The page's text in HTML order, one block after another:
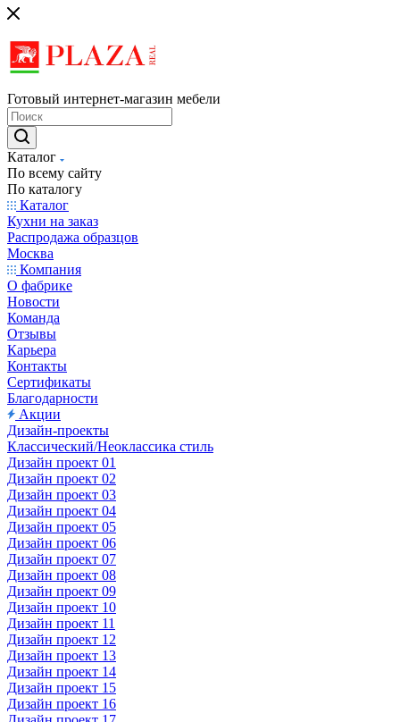
Готовый интернет-магазин мебели
Каталог
По всему сайту
По каталогу
Каталог
Кухни на заказ
Распродажа образцов
Москва
Компания
О фабрике
Новости
Команда
Отзывы
Карьера
Контакты
Сертификаты
Благодарности
Акции
Дизайн-проекты
Классический/Неоклассика стиль
Дизайн проект 01
Дизайн проект 02
Дизайн проект 03
Дизайн проект 04
Дизайн проект 05
Дизайн проект 06
Дизайн проект 07
Дизайн проект 08
Дизайн проект 09
Дизайн проект 10
Дизайн проект 11
Дизайн проект 12
Дизайн проект 13
Дизайн проект 14
Дизайн проект 15
Дизайн проект 16